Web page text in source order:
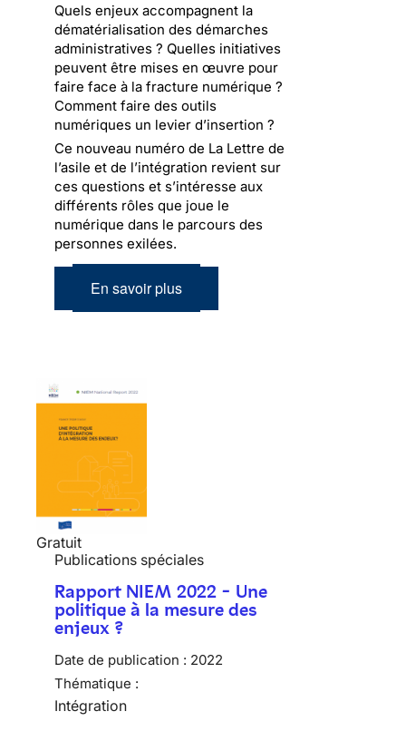
Quels enjeux accompagnent la
dématérialisation des démarches
administratives ? Quelles initiatives
peuvent être mises en œuvre pour
faire face à la fracture numérique ?
Comment faire des outils
numériques un levier d’insertion ?
Ce nouveau numéro de La Lettre de
l’asile et de l’intégration revient sur
ces questions et s’intéresse aux
différents rôles que joue le
numérique dans le parcours des
personnes exilées.
En savoir plus
Gratuit
Publications spéciales
Rapport NIEM 2022 - Une
politique à la mesure des
enjeux ?
Date de publication : 2022
Thématique :
Intégration